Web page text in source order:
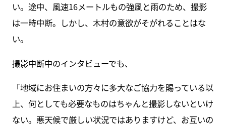
い。途中、風速16メートルもの強風と雨のため、撮影
は一時中断。しかし、木村の意欲がそがれることはな
い。
撮影中断中のインタビューでも、
「地域にお住まいの方々に多大なご協力を賜っている以
上、何としても必要なものはちゃんと撮影しないといけ
ない。悪天候で厳しい状況ではありますけど、お互いの